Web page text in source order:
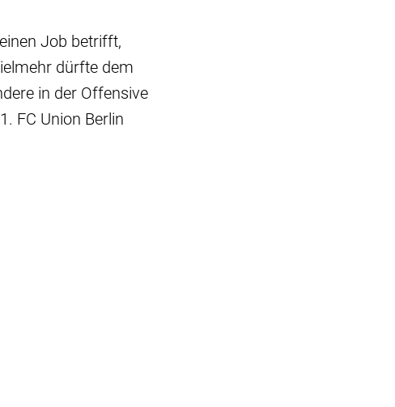
Job betrifft,
dürfte dem
in der Offensive
FC Union Berlin